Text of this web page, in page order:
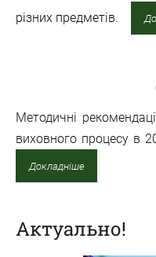
різних предметів.
Методичні
виховного процесу в
Докладніше
Актуально!